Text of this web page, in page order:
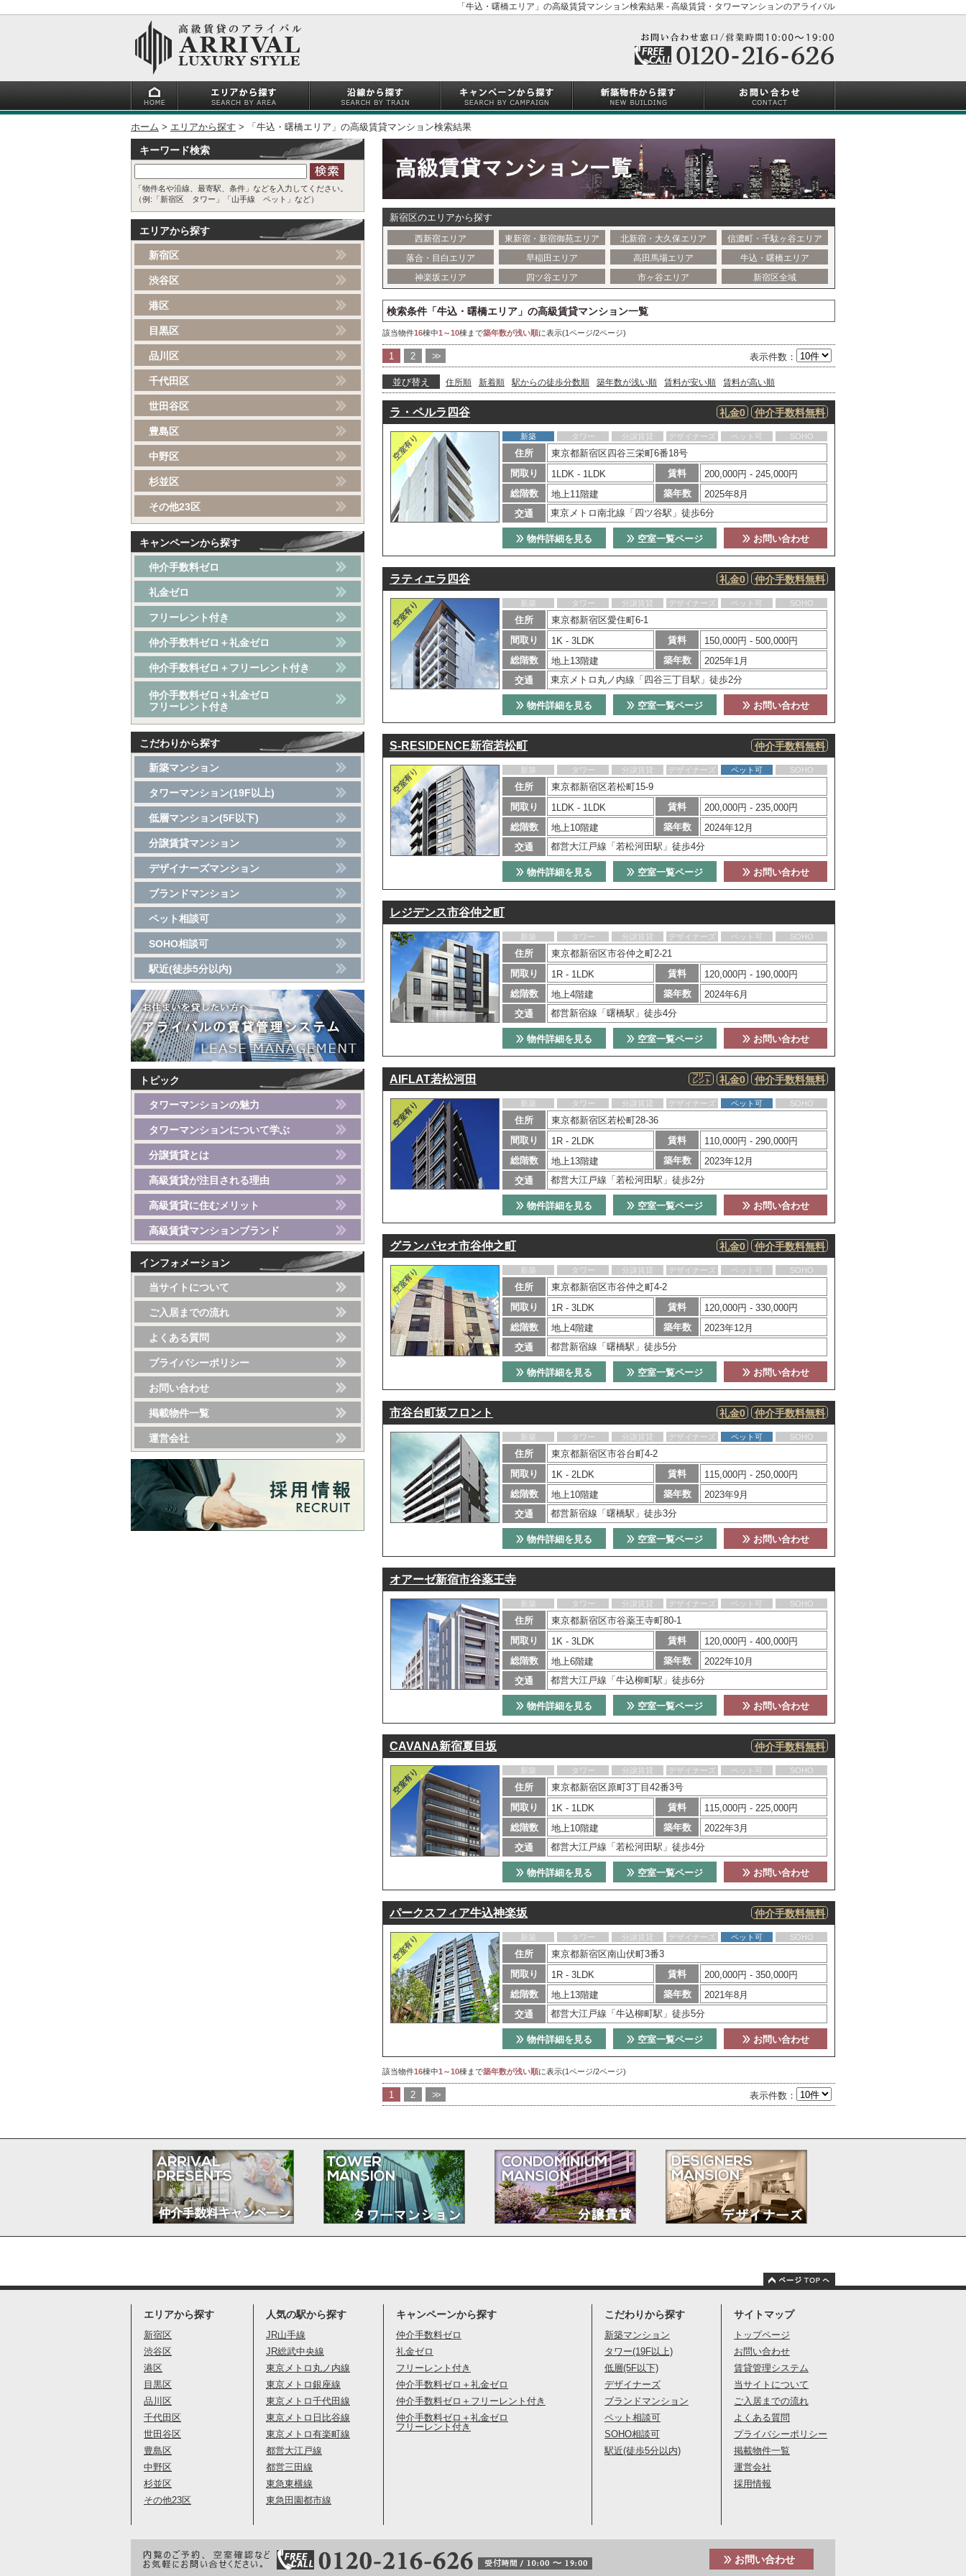
「牛込・曙橋エリア」の高級賃貸マンション検索結果 - 高級賃貸・タワーマンションのアライバル
ホーム エリアから探す 「牛込・曙橋エリア」の高級賃貸マンション検索結果
新宿区のエリアから探す
西新宿エリア 東新宿・新宿御苑エリア 北新宿・大久保エリア
信濃町・千駄ヶ谷エリア
落合・目白エリア
早稲田エリア 高田馬場エリア
牛込・曙橋エリア
神楽坂エリア
四ツ谷エリア 市ヶ谷エリア 新宿区全域
検索条件「牛込・曙橋エリア」の高級賃貸マンション一覧
該当物件16棟中1～10棟まで築年数が浅い順に表示(1ページ/2ページ)
1 2 >> 表示件数：
並び替え 住所順 新着順 駅からの徒歩分数順 築年数が浅い順 賃料が安い順 賃料が高い順
ラ・ペルラ四谷 仲介手数料無料
礼金0
新築 タワー 分譲賃貸 デザイナーズ ペット可 SOHO
住所
東京都新宿区四谷三栄町6番18号
間取り
1LDK - 1LDK 賃料
200,000円 - 245,000円
総階数
地上11階建 築年数
2025年8月
交通
東京メトロ南北線「四ツ谷駅」徒歩6分
お問い合わせ
空室一覧ページ
物件詳細を見る
ラティエラ四谷 仲介手数料無料
礼金0
新築 タワー 分譲賃貸 デザイナーズ ペット可 SOHO
住所
東京都新宿区愛住町6-1
間取り
1K - 3LDK 賃料
150,000円 - 500,000円
総階数
地上13階建 築年数
2025年1月
交通
東京メトロ丸ノ内線「四谷三丁目駅」徒歩2分
お問い合わせ
空室一覧ページ
物件詳細を見る
S-RESIDENCE新宿若松町 仲介手数料無料
新築 タワー 分譲賃貸 デザイナーズ ペット可 SOHO
住所
東京都新宿区若松町15-9
間取り
1LDK - 1LDK 賃料
200,000円 - 235,000円
総階数
地上10階建 築年数
2024年12月
交通
都営大江戸線「若松河田駅」徒歩4分
お問い合わせ
空室一覧ページ
物件詳細を見る
レジデンス市谷仲之町
新築 タワー 分譲賃貸 デザイナーズ ペット可 SOHO
住所
東京都新宿区市谷仲之町2-21
間取り
1R - 1LDK 賃料
120,000円 - 190,000円
総階数
地上4階建 築年数
2024年6月
交通
都営新宿線「曙橋駅」徒歩4分
お問い合わせ
空室一覧ページ
物件詳細を見る
AIFLAT若松河田 仲介手数料無料
礼金0
フリー
レント
新築 タワー 分譲賃貸 デザイナーズ ペット可 SOHO
住所
東京都新宿区若松町28-36
間取り
1R - 2LDK 賃料
110,000円 - 290,000円
総階数
地上13階建 築年数
2023年12月
交通
都営大江戸線「若松河田駅」徒歩2分
お問い合わせ
空室一覧ページ
物件詳細を見る
グランパセオ市谷仲之町 仲介手数料無料
礼金0
新築 タワー 分譲賃貸 デザイナーズ ペット可 SOHO
住所
東京都新宿区市谷仲之町4-2
間取り
1R - 3LDK 賃料
120,000円 - 330,000円
総階数
地上4階建 築年数
2023年12月
交通
都営新宿線「曙橋駅」徒歩5分
お問い合わせ
空室一覧ページ
物件詳細を見る
市谷台町坂フロント 仲介手数料無料
礼金0
新築 タワー 分譲賃貸 デザイナーズ ペット可 SOHO
住所
東京都新宿区市谷台町4-2
間取り
1K - 2LDK 賃料
115,000円 - 250,000円
総階数
地上10階建 築年数
2023年9月
交通
都営新宿線「曙橋駅」徒歩3分
お問い合わせ
空室一覧ページ
物件詳細を見る
オアーゼ新宿市谷薬王寺
新築 タワー 分譲賃貸 デザイナーズ ペット可 SOHO
住所
東京都新宿区市谷薬王寺町80-1
間取り
1K - 3LDK 賃料
120,000円 - 400,000円
総階数
地上6階建 築年数
2022年10月
交通
都営大江戸線「牛込柳町駅」徒歩6分
お問い合わせ
空室一覧ページ
物件詳細を見る
CAVANA新宿夏目坂 仲介手数料無料
新築 タワー 分譲賃貸 デザイナーズ ペット可 SOHO
住所
東京都新宿区原町3丁目42番3号
間取り
1K - 1LDK 賃料
115,000円 - 225,000円
総階数
地上10階建 築年数
2022年3月
交通
都営大江戸線「若松河田駅」徒歩4分
お問い合わせ
空室一覧ページ
物件詳細を見る
パークスフィア牛込神楽坂 仲介手数料無料
新築 タワー 分譲賃貸 デザイナーズ ペット可 SOHO
住所
東京都新宿区南山伏町3番3
間取り
1R - 3LDK 賃料
200,000円 - 350,000円
総階数
地上13階建 築年数
2021年8月
交通
都営大江戸線「牛込柳町駅」徒歩5分
お問い合わせ
空室一覧ページ
物件詳細を見る
該当物件16棟中1～10棟まで築年数が浅い順に表示(1ページ/2ページ)
1 2 >> 表示件数：
キーワード検索
「物件名や沿線、最寄駅、条件」などを入力してください。
（例:「新宿区 タワー」「山手線 ペット」など）
エリアから探す
新宿区
渋谷区
港区
目黒区
品川区
千代田区
世田谷区
豊島区
中野区
杉並区
その他23区
キャンペーンから探す
仲介手数料ゼロ
礼金ゼロ
フリーレント付き
仲介手数料ゼロ＋礼金ゼロ
仲介手数料ゼロ＋フリーレント付き
仲介手数料ゼロ＋礼金ゼロ
フリーレント付き
こだわりから探す
新築マンション
タワーマンション(19F以上)
低層マンション(5F以下)
分譲賃貸マンション
デザイナーズマンション
ブランドマンション
ペット相談可
SOHO相談可
駅近(徒歩5分以内)
トピック
タワーマンションの魅力
タワーマンションについて学ぶ
分譲賃貸とは
高級賃貸が注目される理由
高級賃貸に住むメリット
高級賃貸マンションブランド
インフォメーション
当サイトについて
ご入居までの流れ
よくある質問
プライバシーポリシー
お問い合わせ
掲載物件一覧
運営会社
エリアから探す
新宿区
渋谷区
港区
目黒区
品川区
千代田区
世田谷区
豊島区
中野区
杉並区
その他23区
人気の駅から探す
JR山手線
JR総武中央線
東京メトロ丸ノ内線
東京メトロ銀座線
東京メトロ千代田線
東京メトロ日比谷線
東京メトロ有楽町線
都営大江戸線
都営三田線
東急東横線
東急田園都市線
キャンペーンから探す
仲介手数料ゼロ
礼金ゼロ
フリーレント付き
仲介手数料ゼロ＋礼金ゼロ
仲介手数料ゼロ＋フリーレント付き
仲介手数料ゼロ＋礼金ゼロ
フリーレント付き
こだわりから探す
新築マンション
タワー(19F以上)
低層(5F以下)
デザイナーズ
ブランドマンション
ペット相談可
SOHO相談可
駅近(徒歩5分以内)
サイトマップ
トップページ
お問い合わせ
賃貸管理システム
当サイトについて
ご入居までの流れ
よくある質問
プライバシーポリシー
掲載物件一覧
運営会社
採用情報
お問い合わせ